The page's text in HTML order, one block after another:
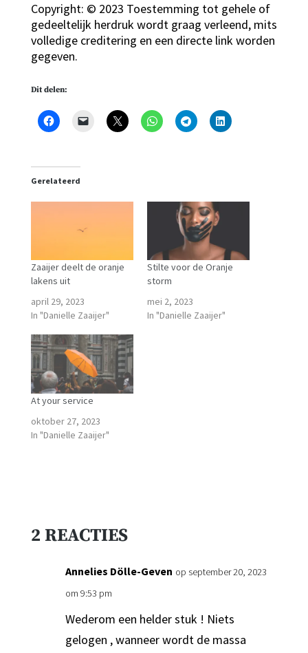
Copyright: © 2023 Toestemming tot gehele of
gedeeltelijk herdruk wordt graag verleend, mits
volledige creditering en een directe link worden
gegeven.
Dit delen:
Gerelateerd
Zaaijer deelt de oranje
lakens uit
april 29, 2023
In "Danielle Zaaijer"
Stilte voor de Oranje
storm
mei 2, 2023
In "Danielle Zaaijer"
At your service
oktober 27, 2023
In "Danielle Zaaijer"
2 REACTIES
Annelies Dölle-Geven op september 20, 2023
om 9:53 pm
Wederom een helder stuk ! Niets
gelogen , wanneer wordt de massa